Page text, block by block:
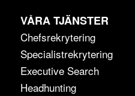
VÅRA TJÄNSTER
Chefsrekrytering
Specialistrekrytering
Executive Search
Headhunting